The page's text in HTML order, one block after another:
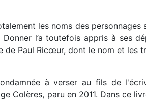
les noms des personnages
l’a toutefois appris à ses
Paul Ricœur, dont le nom et les
à verser au fils de
Colères, paru en 2011. Dans ce